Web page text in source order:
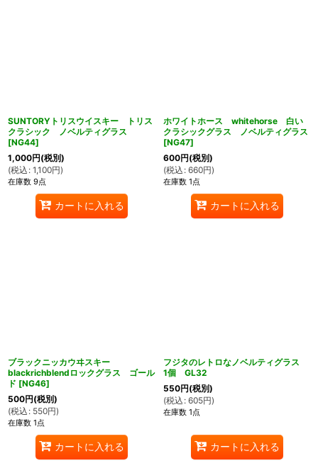
SUNTORYトリスウイスキー トリス
クラシック ノベルティグラス
[NG44]
1,000円(税別)
(税込 : 1,100円)
在庫数 9点
カートに入れる
ホワイトホース whitehorse 白い
クラシックグラス ノベルティグラス
[NG47]
600円(税別)
(税込 : 660円)
在庫数 1点
カートに入れる
ブラックニッカウヰスキー
blackrichblendロックグラス ゴール
ド [NG46]
500円(税別)
(税込 : 550円)
在庫数 1点
カートに入れる
フジタのレトロなノベルティグラス
1個 GL32
550円(税別)
(税込 : 605円)
在庫数 1点
カートに入れる